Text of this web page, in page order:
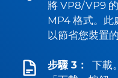
將 VP8/VP9
MP4 格式。此
以節省您裝置的
步驟 3：
下載